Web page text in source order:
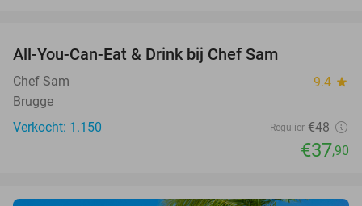
All-You-Can-Eat & Drink bij Chef Sam
Chef Sam 9.4 star
Brugge
Verkocht: 1.150
Regulier €48
€37,90